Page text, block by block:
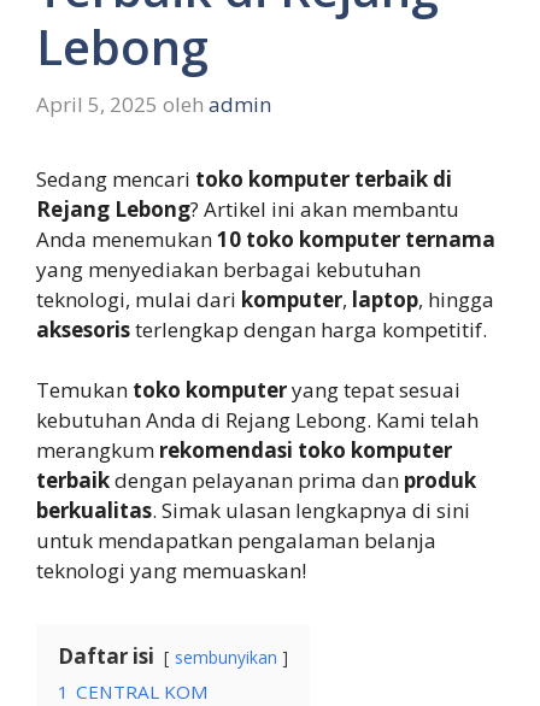
Lebong
April 5, 2025 oleh admin
Sedang mencari toko komputer terbaik di
Rejang Lebong? Artikel ini akan membantu
Anda menemukan10 toko komputer ternama
yang menyediakan berbagai kebutuhan
teknologi, mulai dari komputer, laptop, hingga
aksesoristerlengkap dengan harga kompetitif.
Temukan toko komputeryang tepat sesuai
kebutuhan Anda di Rejang Lebong. Kami telah
merangkum rekomendasi toko komputer
terbaikdengan pelayanan prima dan produk
berkualitas. Simak ulasan lengkapnya di sini
untuk mendapatkan pengalaman belanja
teknologi yang memuaskan!
Daftar isi sembunyikan
1 CENTRAL KOM